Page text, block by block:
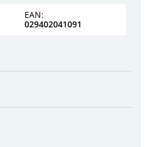
EAN:
029402041091